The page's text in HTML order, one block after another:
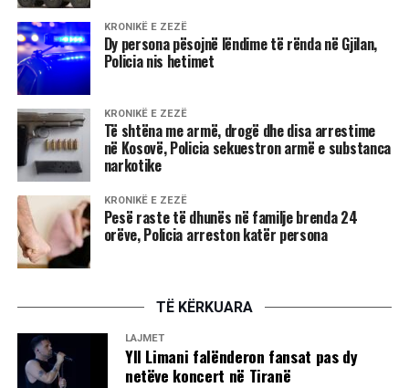
Dje në Tiranë u zhvillua ceremonia e ndarjes së çmimeve
të Konkursit Letrar Kombëtar për botimet e vitit 1996.
Kryetari i jurisë së këtij konkursi ishte dr. Aurel Plasari. Me
çmimin për prozën e gjatë më të mirë të vitit 1996 u
vlerësua shkrimtari Zija Çela për romanin “Monedha e
dashurisë”, për poezinë Frederik Rreshpja me
përmbledhjen “Lirika të zgjedhura” dhe për tregime Faruk
Myrtaj me librin “Nudo zyrtare”. Libri më i mirë i përkthyer
nga letërsia e huaj u cilësua “Obelisku” i autorit gjerman
Erih Maria Remark, i shqipëruar nga Robert Shvarci.
Çmimet për librat e parë në poezi dhe prozë i fituan
Kombëtar është 150-200 mijë lekë të rinj.
KRONIKË E ZEZË
Dy persona pësojnë lëndime të rënda në Gjilan,
Policia nis hetimet
KRONIKË E ZEZË
Të shtëna me armë, drogë dhe disa arrestime
në Kosovë, Policia sekuestron armë e substanca
narkotike
KRONIKË E ZEZË
Pesë raste të dhunës në familje brenda 24
orëve, Policia arreston katër persona
TË KËRKUARA
LAJMET
Yll Limani falënderon fansat pas dy
netëve koncert në Tiranë